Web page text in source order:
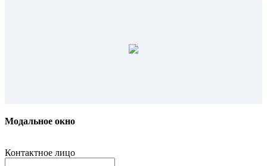
Модальное окно
Контактное лицо